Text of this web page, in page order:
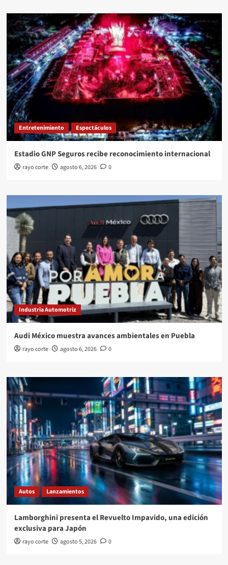
Entretenimiento Espectáculos
Estadio GNP Seguros recibe reconocimiento internacional
rayo corte agosto 6, 2026 0
Industria Automotriz
Audi México muestra avances ambientales en Puebla
rayo corte agosto 6, 2026 0
Autos Lanzamientos
Lamborghini presenta el Revuelto Impavido, una edición
exclusiva para Japón
rayo corte agosto 5, 2026 0